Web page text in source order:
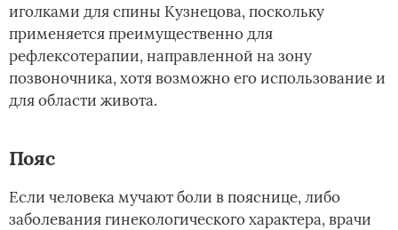
иголками для спины Кузнецова, поскольку
применяется преимущественно для
рефлексотерапии, направленной на зону
позвоночника, хотя возможно его использование и
для области живота.
Пояс
Если человека мучают боли в пояснице, либо
заболевания гинекологического характера, врачи